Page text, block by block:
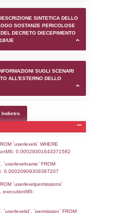
(pubblico) - INFORMAZIONI
(pubblico) - INFORMAZIONI
CERTIFICAZIONI E
A CUI è SOGGETTO LO
(pubblico) - DESCRIZIONE
TERRITORIO